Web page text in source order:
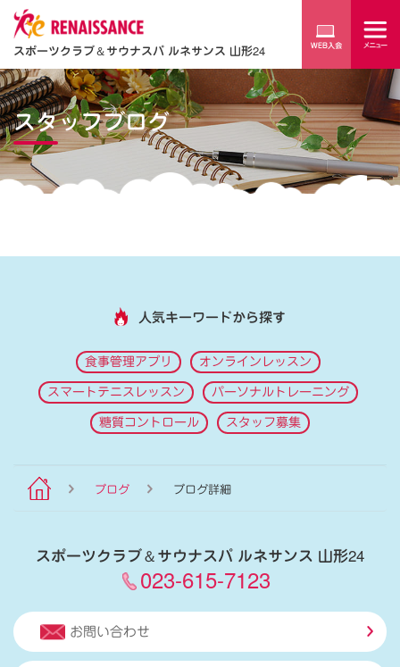
スポーツクラブ＆サウナスパ ルネサンス 山形24
スタッフブログ
人気キーワードから探す
食事管理アプリ オンラインレッスン
スマートテニスレッスン パーソナルトレーニング
糖質コントロール スタッフ募集
ブログ ブログ詳細
スポーツクラブ＆サウナスパ ルネサンス 山形24
023-615-7123
お問い合わせ